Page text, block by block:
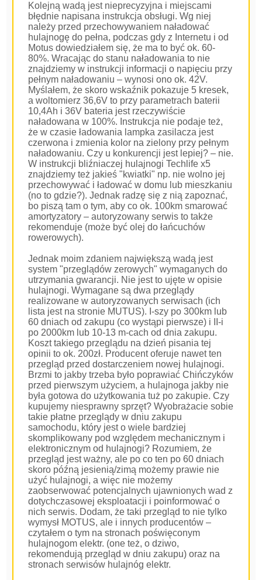
Kolejną wadą jest nieprecyzyjna i miejscami
błędnie napisana instrukcja obsługi. Wg niej
należy przed przechowywaniem naładować
hulajnogę do pełna, podczas gdy z Internetu i od
Motus dowiedziałem się, że ma to być ok. 60-
80%. Wracając do stanu naładowania to nie
znajdziemy w instrukcji informacji o napięciu przy
pełnym naładowaniu – wynosi ono ok. 42V.
Myślałem, że skoro wskaźnik pokazuje 5 kresek,
a woltomierz 36,6V to przy parametrach baterii
10,4Ah i 36V bateria jest rzeczywiście
naładowana w 100%. Instrukcja nie podaje też,
że w czasie ładowania lampka zasilacza jest
czerwona i zmienia kolor na zielony przy pełnym
naładowaniu. Czy u konkurencji jest lepiej? – nie.
W instrukcji bliźniaczej hulajnogi Techlife x5
znajdziemy też jakieś "kwiatki" np. nie wolno jej
przechowywać i ładować w domu lub mieszkaniu
(no to gdzie?). Jednak radzę się z nią zapoznać,
bo piszą tam o tym, aby co ok. 100km smarować
amortyzatory – autoryzowany serwis to także
rekomenduje (może być olej do łańcuchów
rowerowych).
Jednak moim zdaniem największą wadą jest
system "przeglądów zerowych" wymaganych do
utrzymania gwarancji. Nie jest to ujęte w opisie
hulajnogi. Wymagane są dwa przeglądy
realizowane w autoryzowanych serwisach (ich
lista jest na stronie MUTUS). I-szy po 300km lub
60 dniach od zakupu (co wystąpi pierwsze) i II-i
po 2000km lub 10-13 m-cach od dnia zakupu.
Koszt takiego przeglądu na dzień pisania tej
opinii to ok. 200zł. Producent oferuje nawet ten
przegląd przed dostarczeniem nowej hulajnogi.
Brzmi to jakby trzeba było poprawiać Chińczyków
przed pierwszym użyciem, a hulajnoga jakby nie
była gotowa do użytkowania tuż po zakupie. Czy
kupujemy niesprawny sprzęt? Wyobrażacie sobie
takie płatne przeglądy w dniu zakupu
samochodu, który jest o wiele bardziej
skomplikowany pod względem mechanicznym i
elektronicznym od hulajnogi? Rozumiem, że
przegląd jest ważny, ale po co ten po 60 dniach
skoro późną jesienią/zimą możemy prawie nie
użyć hulajnogi, a więc nie możemy
zaobserwować potencjalnych ujawnionych wad z
dotychczasowej eksploatacji i poinformować o
nich serwis. Dodam, że taki przegląd to nie tylko
wymysł MOTUS, ale i innych producentów –
czytałem o tym na stronach poświęconym
hulajnogom elektr. (one też, o dziwo,
rekomendują przegląd w dniu zakupu) oraz na
stronach serwisów hulajnóg elektr.